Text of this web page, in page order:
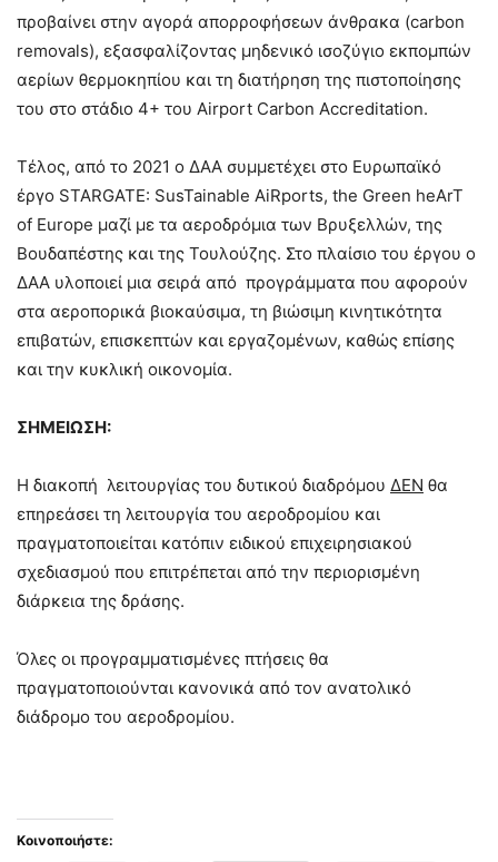
προβαίνει στην αγορά απορροφήσεων άνθρακα (carbon
removals), εξασφαλίζοντας μηδενικό ισοζύγιο εκπομπών
αερίων θερμοκηπίου και τη διατήρηση της πιστοποίησης
του στο στάδιο 4+ του Airport Carbon Accreditation.
Τέλος, από το 2021 ο ΔΑΑ συμμετέχει στο Ευρωπαϊκό
έργο STARGATE: SusTainable AiRports, the Green heArT
of Europe μαζί με τα αεροδρόμια των Βρυξελλών, της
Βουδαπέστης και της Τουλούζης. Στο πλαίσιο του έργου ο
ΔΑΑ υλοποιεί μια σειρά από προγράμματα που αφορούν
στα αεροπορικά βιοκαύσιμα, τη βιώσιμη κινητικότητα
επιβατών, επισκεπτών και εργαζομένων, καθώς επίσης
και την κυκλική οικονομία.
ΣΗΜΕΙΩΣΗ:
Η διακοπή λειτουργίας του δυτικού διαδρόμου ΔΕΝ θα
επηρεάσει τη λειτουργία του αεροδρομίου και
πραγματοποιείται κατόπιν ειδικού επιχειρησιακού
σχεδιασμού που επιτρέπεται από την περιορισμένη
διάρκεια της δράσης.
Όλες οι προγραμματισμένες πτήσεις θα
πραγματοποιούνται κανονικά από τον ανατολικό
διάδρομο του αεροδρομίου.
Κοινοποιήστε: